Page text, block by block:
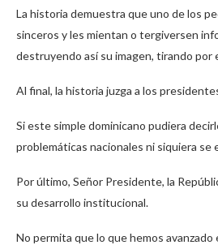
La historia demuestra que uno de los
sinceros y les mientan o tergiversen
destruyendo así su imagen, tirando por
Al final, la historia juzga a los
Si este simple dominicano pudiera
problemáticas nacionales ni siquiera
Por último, Señor Presidente, la
su desarrollo institucional.
No permita que lo que hemos